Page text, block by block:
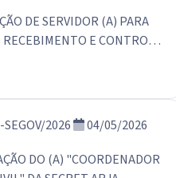
DE SERVIDOR (A) PARA
E CONTROLE
OUTRAS PROVIDÊNCIAS.
2026
04/05/2026
DO (A) "COORDENADOR